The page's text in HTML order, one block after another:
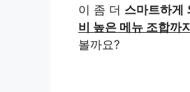
이 좀 더 스마트하게
비 높은 메뉴 조합까지
볼까요?